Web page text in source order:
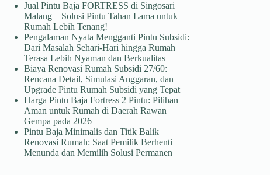
Jual Pintu Baja FORTRESS di Singosari
Malang – Solusi Pintu Tahan Lama untuk
Rumah Lebih Tenang!
Pengalaman Nyata Mengganti Pintu Subsidi:
Dari Masalah Sehari-Hari hingga Rumah
Terasa Lebih Nyaman dan Berkualitas
Biaya Renovasi Rumah Subsidi 27/60:
Rencana Detail, Simulasi Anggaran, dan
Upgrade Pintu Rumah Subsidi yang Tepat
Harga Pintu Baja Fortress 2 Pintu: Pilihan
Aman untuk Rumah di Daerah Rawan
Gempa pada 2026
Pintu Baja Minimalis dan Titik Balik
Renovasi Rumah: Saat Pemilik Berhenti
Menunda dan Memilih Solusi Permanen